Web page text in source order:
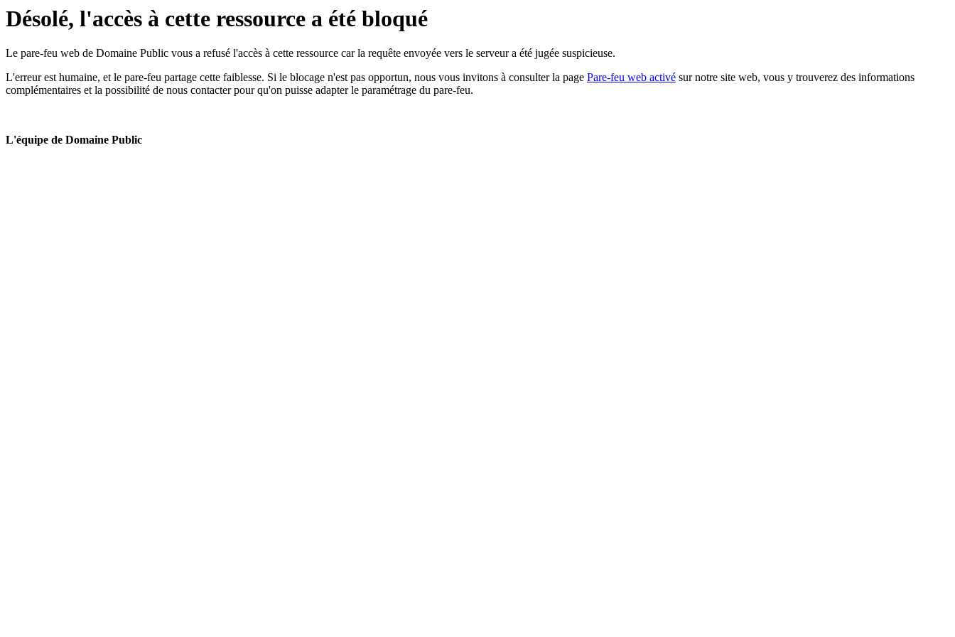
Désolé, l'accès à cette ressource a été bloqué
Le pare-feu web de Domaine Public vous a refusé l'accès à cette ressource car la requête envoyée vers le serveur a été jugée suspicieuse.
L'erreur est humaine, et le pare-feu partage cette faiblesse. Si le blocage n'est pas opportun, nous vous invitons à consulter la page Pare-feu web activé sur notre site web, vous y trouverez des informations
complémentaires et la possibilité de nous contacter pour qu'on puisse adapter le paramétrage du pare-feu.
L'équipe de Domaine Public